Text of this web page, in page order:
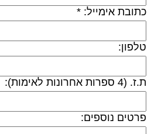
אימייל: *
ספרות אחרונות לאימות):
נוספים: